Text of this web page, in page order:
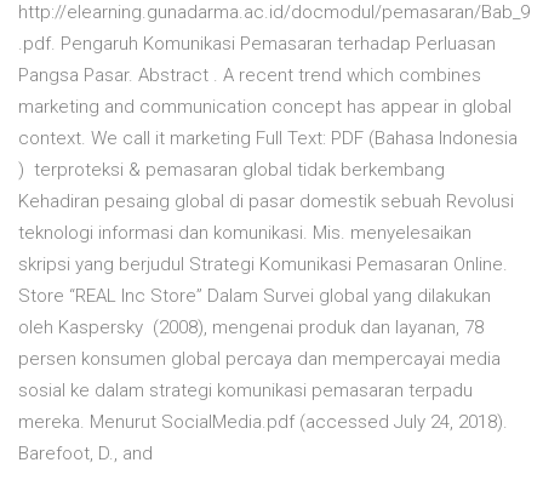
http://elearning.gunadarma.ac.id/docmodul/pemasaran/Bab_9
.pdf. Pengaruh Komunikasi Pemasaran terhadap Perluasan
Pangsa Pasar. Abstract . A recent trend which combines
marketing and communication concept has appear in global
context. We call it marketing Full Text: PDF (Bahasa Indonesia
) terproteksi & pemasaran global tidak berkembang
Kehadiran pesaing global di pasar domestik sebuah Revolusi
teknologi informasi dan komunikasi. Mis. menyelesaikan
skripsi yang berjudul Strategi Komunikasi Pemasaran Online.
Store “REAL Inc Store” Dalam Survei global yang dilakukan
oleh Kaspersky (2008), mengenai produk dan layanan, 78
persen konsumen global percaya dan mempercayai media
sosial ke dalam strategi komunikasi pemasaran terpadu
mereka. Menurut SocialMedia.pdf (accessed July 24, 2018).
Barefoot, D., and